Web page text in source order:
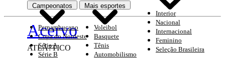
Interior
Nacional
Internacional
Feminino
Seleção Brasileira
Campeonatos
Pernambucano
Copa do Nordeste
Série A
Série B
Mais esportes
Voleibol
Basquete
Tênis
Automobilismo
Acervo
ATLÃ?TICO